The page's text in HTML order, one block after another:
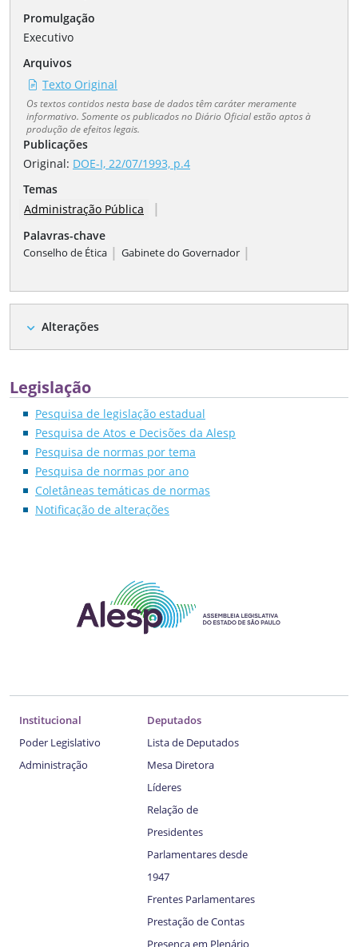
Promulgação
Executivo
Arquivos
Texto Original
Os textos contidos nesta base de dados têm caráter meramente
informativo. Somente os publicados no Diário Oficial estão aptos à
produção de efeitos legais.
Publicações
Original: DOE-I, 22/07/1993, p.4
Temas
Administração Pública
|
Palavras-chave
Conselho de Ética | Gabinete do Governador |
expand_more Alterações
Legislação
Pesquisa de legislação estadual
Pesquisa de Atos e Decisões da Alesp
Pesquisa de normas por tema
Pesquisa de normas por ano
Coletâneas temáticas de normas
Notificação de alterações
Institucional
Poder Legislativo
Administração
Deputados
Lista de Deputados
Mesa Diretora
Líderes
Relação de
Presidentes
Parlamentares desde
1947
Frentes Parlamentares
Prestação de Contas
Presença em Plenário